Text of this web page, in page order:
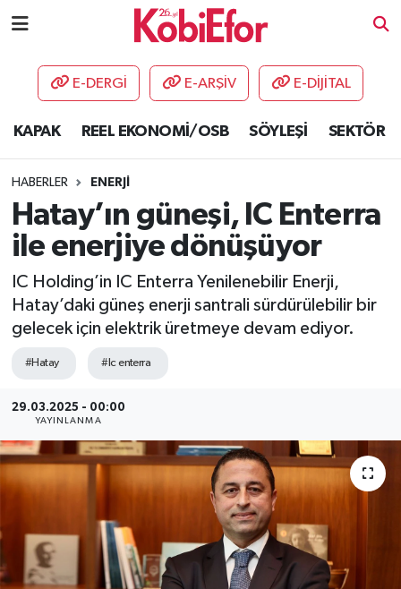
E-DERGİ E-ARŞİV E-DİJİTAL
KAPAK REEL EKONOMİ/OSB SÖYLEŞİ SEKTÖR
HABERLER ENERJİ
Hatay’ın güneşi, IC Enterra
ile enerjiye dönüşüyor
IC Holding’in IC Enterra Yenilenebilir Enerji,
Hatay’daki güneş enerji santrali sürdürülebilir bir
gelecek için elektrik üretmeye devam ediyor.
#Hatay #Ic enterra
29.03.2025 - 00:00
YAYINLANMA
AKADEMİ
DESTEK-TEŞVİK
ETKİNLİK
GÜNCEL
HABERLER
KAPAK
ŞİRKET PANO
SÖYLEŞİ
ÜLKE